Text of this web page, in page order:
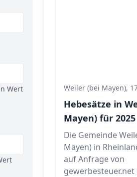
Wert Weiler (bei Mayen),
Hebesätze in
Mayen) für 2025
Die Gemeinde
Mayen) in
auf Anfrage von
gewerbesteuer.net